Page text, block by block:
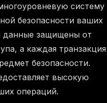
систему
безопасности ваших
данные защищены от
а каждая транзакция
безопасности.
высокую
операций.